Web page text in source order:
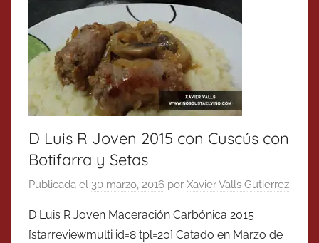
D Luis R Joven 2015 con Cuscús con
Botifarra y Setas
Publicada el 30 marzo, 2016 por Xavier Valls Gutierrez
D Luis R Joven Maceración Carbónica 2015
[starreviewmulti id=8 tpl=20] Catado en Marzo de